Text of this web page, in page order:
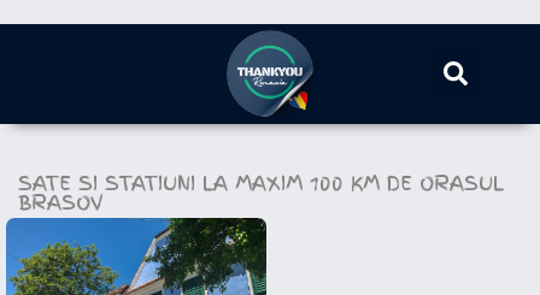
SATE SI STATIUNI LA MAXIM 100 KM DE ORASUL
BRASOV